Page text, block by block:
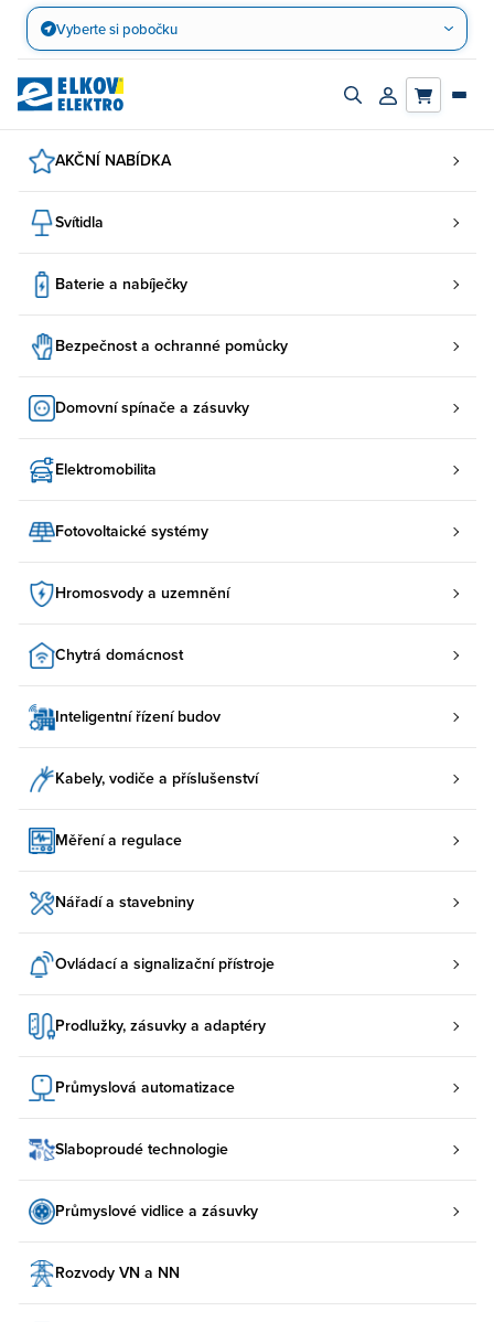
Přejít
obsah
Vyberte si pobočku
Zapnout/vypnout
Přihlásit/
AKČNÍ NABÍDKA
Svítidla
Baterie a nabíječky
Bezpečnost a ochranné pomůcky
Domovní spínače a zásuvky
Elektromobilita
Fotovoltaické systémy
Hromosvody a uzemnění
Chytrá domácnost
Inteligentní řízení budov
Kabely, vodiče a příslušenství
Měření a regulace
Nářadí a stavebniny
Ovládací a signalizační přístroje
Prodlužky, zásuvky a adaptéry
Průmyslová automatizace
Slaboproudé technologie
Průmyslové vidlice a zásuvky
Rozvody VN a NN